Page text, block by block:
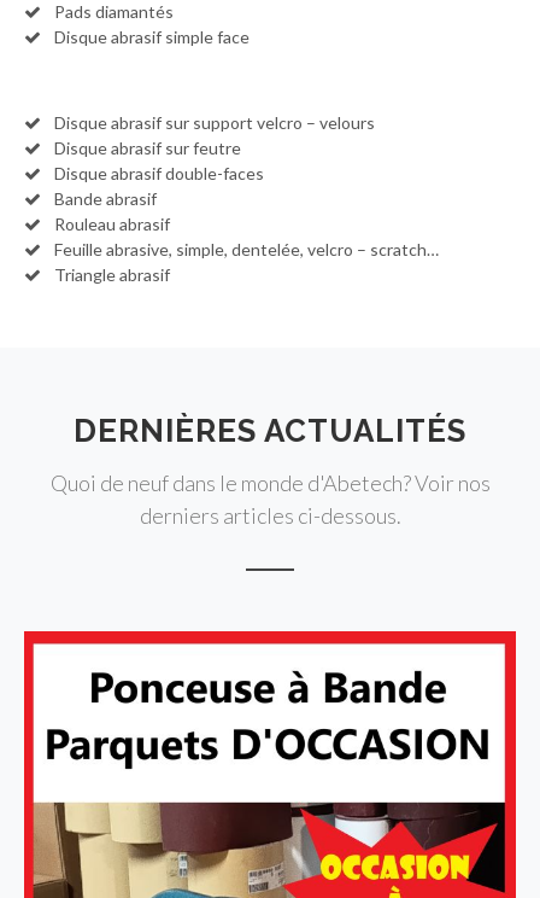
Pads diamantés
Disque abrasif simple face
Disque abrasif sur support velcro – velours
Disque abrasif sur feutre
Disque abrasif double-faces
Bande abrasif
Rouleau abrasif
Feuille abrasive, simple, dentelée, velcro – scratch…
Triangle abrasif
DERNIÈRES ACTUALITÉS
Quoi de neuf dans le monde d'Abetech? Voir nos
derniers articles ci-dessous.